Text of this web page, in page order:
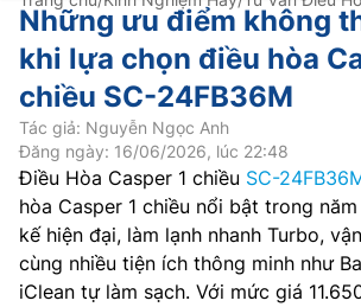
Những ưu điểm không
khi lựa chọn điều hòa
chiều SC-24FB36M
Tác giả: Nguyễn Ngọc Anh
Đăng ngày: 16/06/2026, lúc 22:48
Điều Hòa Casper 1 chiều SC-
hòa Casper 1 chiều nổi bật trong
kế hiện đại, làm lạnh nhanh Turbo,
cùng nhiều tiện ích thông minh như
iClean tự làm sạch. Với mức giá